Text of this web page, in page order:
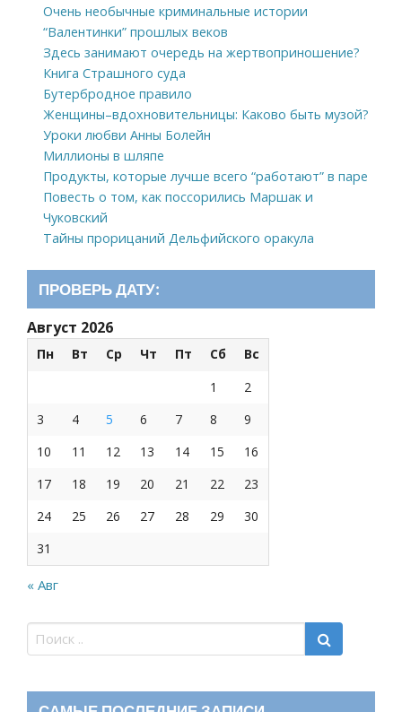
Очень необычные криминальные истории
“Валентинки” прошлых веков
Здесь занимают очередь на жертвоприношение?
Книга Страшного суда
Бутербродное правило
Женщины–вдохновительницы: Каково быть музой?
Уроки любви Анны Болейн
Миллионы в шляпе
Продукты, которые лучше всего “работают” в паре
Повесть о том, как поссорились Маршак и
Чуковский
Тайны прорицаний Дельфийского оракула
ПРОВЕРЬ ДАТУ:
Август 2026
Пн Вт Ср Чт Пт Сб
Вс
1
2
3
4 5 6 7 8
9
10
11 12 13 14 15
16
17
18 19 20 21 22
23
24
25 26 27 28 29
30
31
« Авг